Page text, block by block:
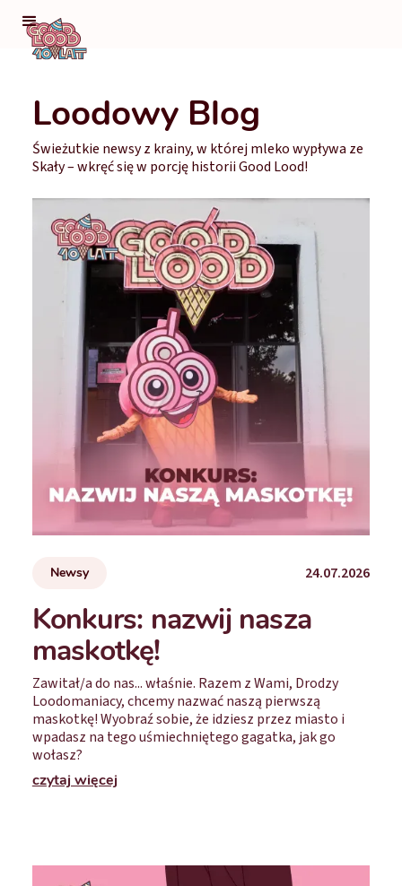
Loodowy Blog
Świeżutkie newsy z krainy, w której mleko wypływa ze
Skały – wkręć się w porcję historii Good Lood!
Newsy 24.07.2026
Konkurs: nazwij nasza
maskotkę!
Zawitał/a do nas... właśnie. Razem z Wami, Drodzy
Loodomaniacy, chcemy nazwać naszą pierwszą
maskotkę! Wyobraź sobie, że idziesz przez miasto i
wpadasz na tego uśmiechniętego gagatka, jak go
wołasz?
czytaj więcej